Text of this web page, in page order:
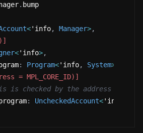
. bump
<'info, Manager>,
<'info>,
: Program<'info, System>
= MPL_CORE_ID)]
is checked by the address
: UncheckedAccount<'info